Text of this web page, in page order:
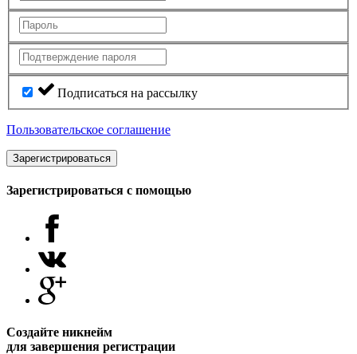
Подписаться на рассылку
Пользовательское соглашение
Зарегистрироваться
Зарегистрироваться с помощью
Создайте никнейм
для завершения регистрации